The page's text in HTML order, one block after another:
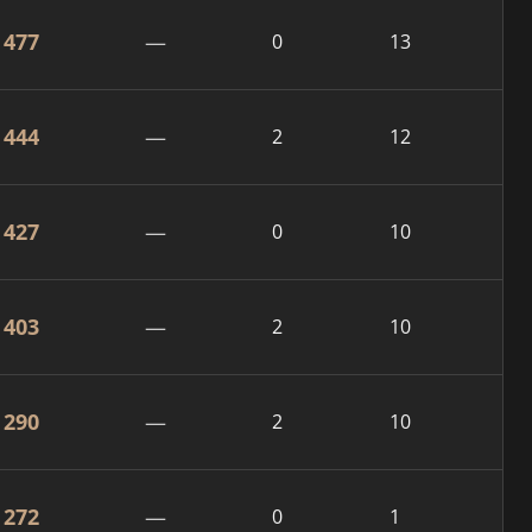
477 — 0 13
444 — 2 12
427 — 0 10
403 — 2 10
290 — 2 10
272 — 0 1